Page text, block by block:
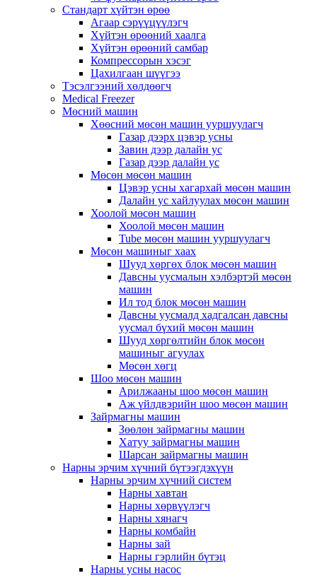
Стандарт хүйтэн өрөө
Агаар сэрүүцүүлэгч
Хүйтэн өрөөний хаалга
Хүйтэн өрөөний самбар
Компрессорын хэсэг
Цахилгаан шүүгээ
Тэсэлгээний хөлдөөгч
Medical Freezer
Мөсний машин
Хөөсний мөсөн машин ууршуулагч
Газар дээрх цэвэр усны
Завин дээр далайн ус
Газар дээр далайн ус
Мөсөн мөсөн машин
Цэвэр усны хагархай мөсөн машин
Далайн ус хайлуулах мөсөн машин
Хоолой мөсөн машин
Хоолой мөсөн машин
Tube мөсөн машин ууршуулагч
Мөсөн машиныг хаах
Шууд хөргөх блок мөсөн машин
Давсны уусмалын хэлбэртэй мөсөн
машин
Ил тод блок мөсөн машин
Давсны уусмалд хадгалсан давсны
уусмал бүхий мөсөн машин
Шууд хөргөлтийн блок мөсөн
машиныг агуулах
Мөсөн хөгц
Шоо мөсөн машин
Арилжааны шоо мөсөн машин
Аж үйлдвэрийн шоо мөсөн машин
Зайрмагны машин
Зөөлөн зайрмагны машин
Хатуу зайрмагны машин
Шарсан зайрмагны машин
Нарны эрчим хүчний бүтээгдэхүүн
Нарны эрчим хүчний систем
Нарны хавтан
Нарны хөрвүүлэгч
Нарны хянагч
Нарны комбайн
Нарны зай
Нарны гэрлийн бүтэц
Нарны усны насос